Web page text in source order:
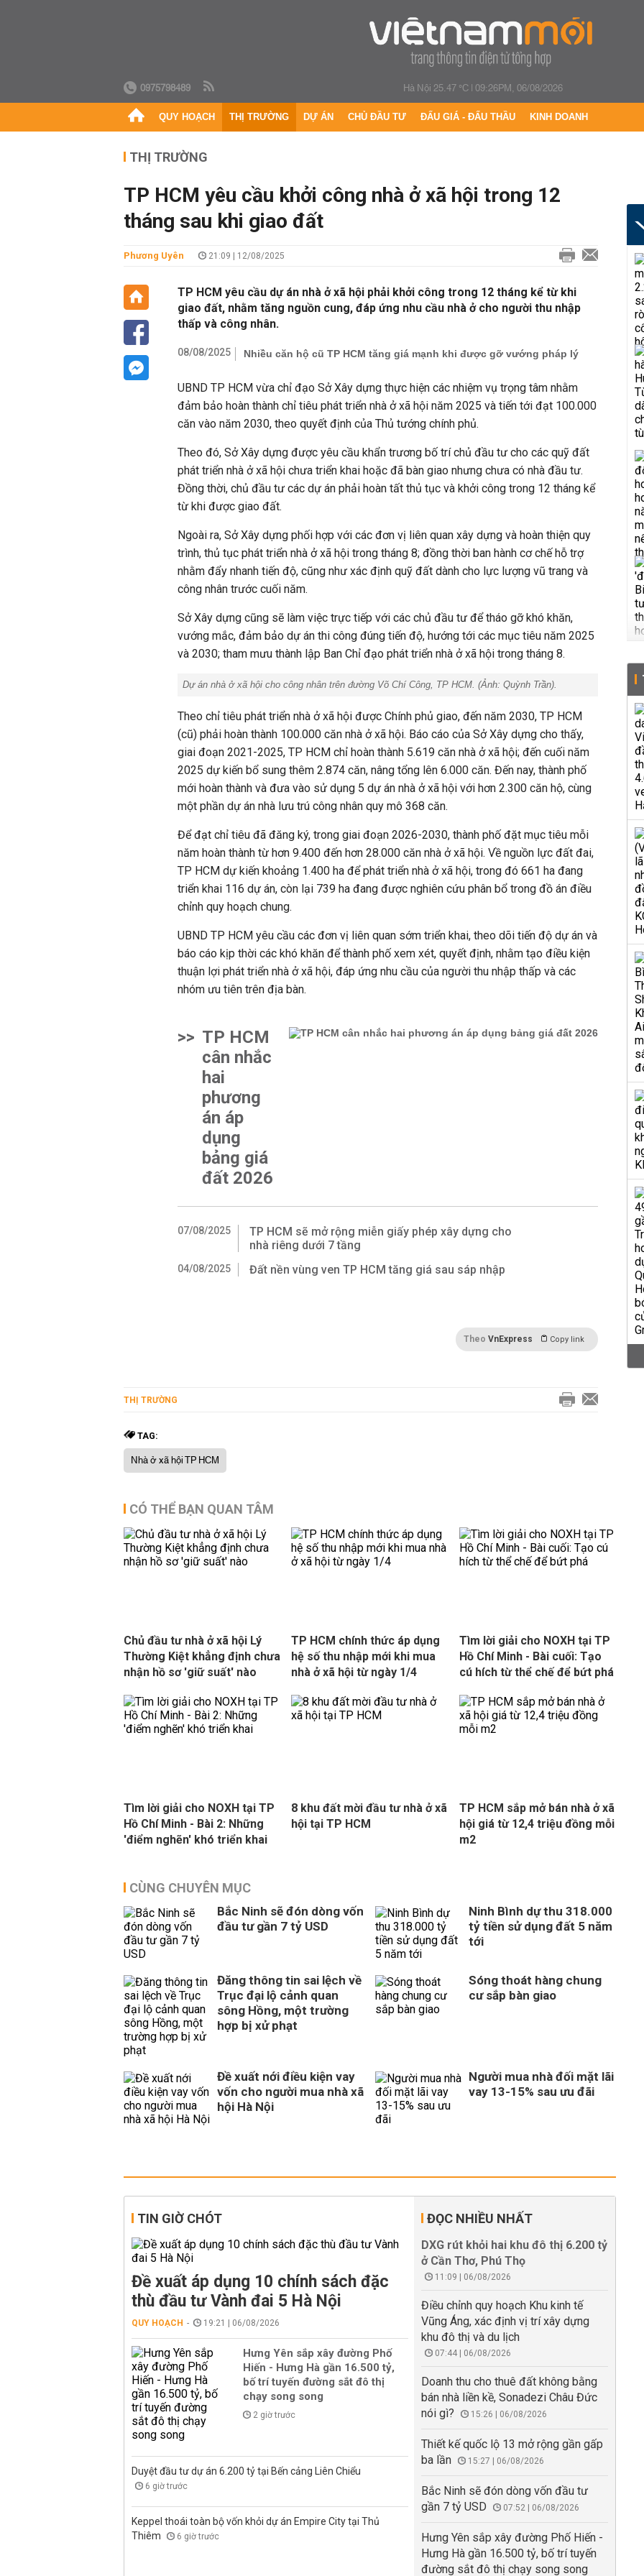
0975798489 Hà Nội 25.47 °C|09:26PM, 06/08/2026
QUY HOẠCH THỊ TRƯỜNG DỰ ÁN CHỦ ĐẦU TƯ ĐẤU GIÁ - ĐẤU THẦU KINH DOANH
THỊ TRƯỜNG
TP HCM yêu cầu khởi công nhà ở xã hội trong 12
tháng sau khi giao đất
Phương Uyên 21:09 | 12/08/2025
TP HCM yêu cầu dự án nhà ở xã hội phải khởi công trong 12 tháng kể từ khi
giao đất, nhằm tăng nguồn cung, đáp ứng nhu cầu nhà ở cho người thu nhập
thấp và công nhân.
08/08/2025 Nhiều căn hộ cũ TP HCM tăng giá mạnh khi được gỡ vướng pháp lý
UBND TP HCM vừa chỉ đạo Sở Xây dựng thực hiện các nhiệm vụ trọng tâm nhằm
đảm bảo hoàn thành chỉ tiêu phát triển nhà ở xã hội năm 2025 và tiến tới đạt 100.000
căn vào năm 2030, theo quyết định của Thủ tướng chính phủ.
Theo đó, Sở Xây dựng được yêu cầu khẩn trương bố trí chủ đầu tư cho các quỹ đất
phát triển nhà ở xã hội chưa triển khai hoặc đã bàn giao nhưng chưa có nhà đầu tư.
Đồng thời, chủ đầu tư các dự án phải hoàn tất thủ tục và khởi công trong 12 tháng kể
từ khi được giao đất.
Ngoài ra, Sở Xây dựng phối hợp với các đơn vị liên quan xây dựng và hoàn thiện quy
trình, thủ tục phát triển nhà ở xã hội trong tháng 8; đồng thời ban hành cơ chế hỗ trợ
nhằm đẩy nhanh tiến độ, cũng như xác định quỹ đất dành cho lực lượng vũ trang và
công nhân trước cuối năm.
Sở Xây dựng cũng sẽ làm việc trực tiếp với các chủ đầu tư để tháo gỡ khó khăn,
vướng mắc, đảm bảo dự án thi công đúng tiến độ, hướng tới các mục tiêu năm 2025
và 2030; tham mưu thành lập Ban Chỉ đạo phát triển nhà ở xã hội trong tháng 8.
Dự án nhà ở xã hội cho công nhân trên đường Võ Chí Công, TP HCM. (Ảnh: Quỳnh Trần).
Theo chỉ tiêu phát triển nhà ở xã hội được Chính phủ giao, đến năm 2030, TP HCM
(cũ) phải hoàn thành 100.000 căn nhà ở xã hội. Báo cáo của Sở Xây dựng cho thấy,
giai đoạn 2021-2025, TP HCM chỉ hoàn thành 5.619 căn nhà ở xã hội; đến cuối năm
2025 dự kiến bổ sung thêm 2.874 căn, nâng tổng lên 6.000 căn. Đến nay, thành phố
mới hoàn thành và đưa vào sử dụng 5 dự án nhà ở xã hội với hơn 2.300 căn hộ, cùng
một phần dự án nhà lưu trú công nhân quy mô 368 căn.
Để đạt chỉ tiêu đã đăng ký, trong giai đoạn 2026-2030, thành phố đặt mục tiêu mỗi
năm hoàn thành từ hơn 9.400 đến hơn 28.000 căn nhà ở xã hội. Về nguồn lực đất đai,
TP HCM dự kiến khoảng 1.400 ha để phát triển nhà ở xã hội, trong đó 661 ha đang
triển khai 116 dự án, còn lại 739 ha đang được nghiên cứu phân bổ trong đồ án điều
chỉnh quy hoạch chung.
UBND TP HCM yêu cầu các đơn vị liên quan sớm triển khai, theo dõi tiến độ dự án và
báo cáo kịp thời các khó khăn để thành phố xem xét, quyết định, nhằm tạo điều kiện
thuận lợi phát triển nhà ở xã hội, đáp ứng nhu cầu của người thu nhập thấp và các
nhóm ưu tiên trên địa bàn.
>> TP HCM
cân nhắc
hai
phương
án áp
dụng
bảng giá
đất 2026
07/08/2025
TP HCM sẽ mở rộng miễn giấy phép xây dựng cho
nhà riêng dưới 7 tầng
04/08/2025 Đất nền vùng ven TP HCM tăng giá sau sáp nhập
Theo VnExpress Copy link
THỊ TRƯỜNG
TAG:
Nhà ở xã hội TP HCM
CÓ THỂ BẠN QUAN TÂM
Chủ đầu tư nhà ở xã hội Lý
Thường Kiệt khẳng định chưa
nhận hồ sơ 'giữ suất' nào
TP HCM chính thức áp dụng
hệ số thu nhập mới khi mua
nhà ở xã hội từ ngày 1/4
Tìm lời giải cho NOXH tại TP
Hồ Chí Minh - Bài cuối: Tạo
cú hích từ thể chế để bứt phá
Tìm lời giải cho NOXH tại TP
Hồ Chí Minh - Bài 2: Những
'điểm nghẽn' khó triển khai
8 khu đất mời đầu tư nhà ở xã
hội tại TP HCM
TP HCM sắp mở bán nhà ở xã
hội giá từ 12,4 triệu đồng mỗi
m2
CÙNG CHUYÊN MỤC
Bắc Ninh sẽ đón dòng vốn
đầu tư gần 7 tỷ USD
Ninh Bình dự thu 318.000
tỷ tiền sử dụng đất 5 năm
tới
Đăng thông tin sai lệch về
Trục đại lộ cảnh quan
sông Hồng, một trường
hợp bị xử phạt
Sóng thoát hàng chung
cư sắp bàn giao
Đề xuất nới điều kiện vay
vốn cho người mua nhà xã
hội Hà Nội
Người mua nhà đối mặt lãi
vay 13-15% sau ưu đãi
TIN GIỜ CHÓT
Đề xuất áp dụng 10 chính sách đặc
thù đầu tư Vành đai 5 Hà Nội
QUY HOẠCH 19:21 | 06/08/2026
Hưng Yên sắp xây đường Phố
Hiến - Hưng Hà gần 16.500 tỷ,
bố trí tuyến đường sắt đô thị
chạy song song
2 giờ trước
Duyệt đầu tư dự án 6.200 tỷ tại Bến cảng Liên Chiểu
6 giờ trước
Keppel thoái toàn bộ vốn khỏi dự án Empire City tại Thủ
Thiêm
6 giờ trước
ĐỌC NHIỀU NHẤT
DXG rút khỏi hai khu đô thị 6.200 tỷ
ở Cần Thơ, Phú Thọ
11:09 | 06/08/2026
Điều chỉnh quy hoạch Khu kinh tế
Vũng Áng, xác định vị trí xây dựng
khu đô thị và du lịch
07:44 | 06/08/2026
Doanh thu cho thuê đất không bằng
bán nhà liền kề, Sonadezi Châu Đức
nói gì?
15:26 | 06/08/2026
Thiết kế quốc lộ 13 mở rộng gần gấp
ba lần
15:27 | 06/08/2026
Bắc Ninh sẽ đón dòng vốn đầu tư
gần 7 tỷ USD
07:52 | 06/08/2026
Hưng Yên sắp xây đường Phố Hiến -
Hưng Hà gần 16.500 tỷ, bố trí tuyến
đường sắt đô thị chạy song song